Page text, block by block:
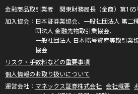
金融商品取引業者 関東財務局長（金商）第165
日本証券業協会、一般社団法人 第二
団法人 金融先物取引業協会、
一般社団法人 日本暗号資産等取引業
協会
リスク・手数料などの重要事項
個人情報のお取り扱いについて
マネックス証券株式会社 会社概要